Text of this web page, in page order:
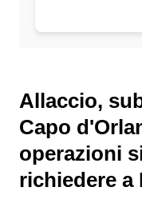
Allaccio,
Capo
operazioni
richiedere a